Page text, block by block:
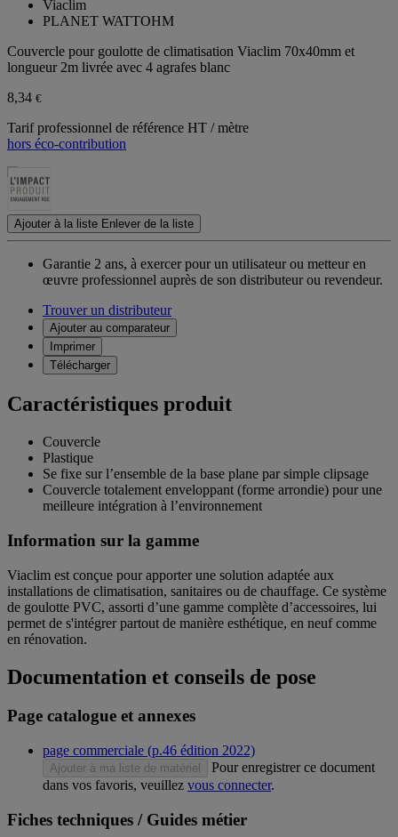
Viaclim
PLANET WATTOHM
Couvercle pour goulotte de climatisation Viaclim 70x40mm et
longueur 2m livrée avec 4 agrafes blanc
8,34 €
Tarif professionnel de référence HT / mètre
hors éco-contribution
Ajouter à la liste Enlever de la liste
Garantie 2 ans, à exercer pour un utilisateur ou metteur en
œuvre professionnel auprès de son distributeur ou revendeur.
Trouver un distributeur
Ajouter au comparateur
Imprimer
Télécharger
Caractéristiques produit
Couvercle
Plastique
Se fixe sur l’ensemble de la base plane par simple clipsage
Couvercle totalement enveloppant (forme arrondie) pour une
meilleure intégration à l’environnement
Information sur la gamme
Viaclim est conçue pour apporter une solution adaptée aux
installations de climatisation, sanitaires ou de chauffage. Ce système
de goulotte PVC, assorti d’une gamme complète d’accessoires, lui
permet de s'intégrer partout de manière esthétique, en neuf comme
en rénovation.
Documentation et conseils de pose
Page catalogue et annexes
page commerciale (p.46 édition 2022)
Ajouter à ma liste de matériel
Pour enregistrer ce document
dans vos favoris, veuillez vous connecter.
Fiches techniques / Guides métier